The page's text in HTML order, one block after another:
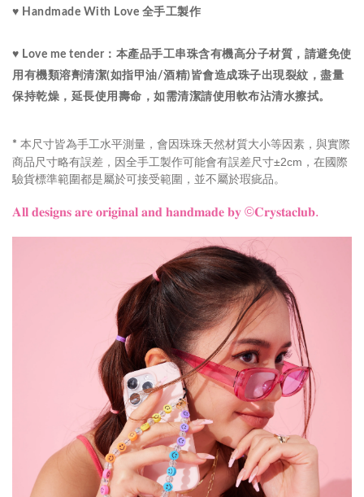
♥ Handmade With Love 全手工製作
♥ Love me tender：本產品手工串珠含有機高分子材質，請避免使
用有機類溶劑清潔(如指甲油/酒精)皆會造成珠子出現裂紋，盡量
保持乾燥，延長使用壽命，如需清潔請使用軟布沾清水擦拭。
* 本尺寸皆為手工水平測量，會因珠珠天然材質大小等因素，與實際
商品尺寸略有誤差，因全手工製作可能會有誤差尺寸±2cm，在國際
驗貨標準範圍都是屬於可接受範圍，並不屬於瑕疵品。
𝐀𝐥𝐥 𝐝𝐞𝐬𝐢𝐠𝐧𝐬 𝐚𝐫𝐞 𝐨𝐫𝐢𝐠𝐢𝐧𝐚𝐥 𝐚𝐧𝐝 𝐡𝐚𝐧𝐝𝐦𝐚𝐝𝐞 𝐛𝐲 ©𝐂𝐫𝐲𝐬𝐭𝐚𝐜𝐥𝐮𝐛.